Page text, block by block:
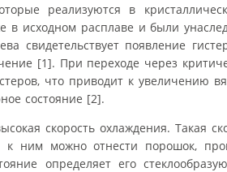
реализуются в
в исходном расплаве и были
свидетельствует появление
[1]. При переходе через
что приводит к увеличению
состояние [2].
скорость охлаждения. Такая
ним можно отнести порошок,
определяет его